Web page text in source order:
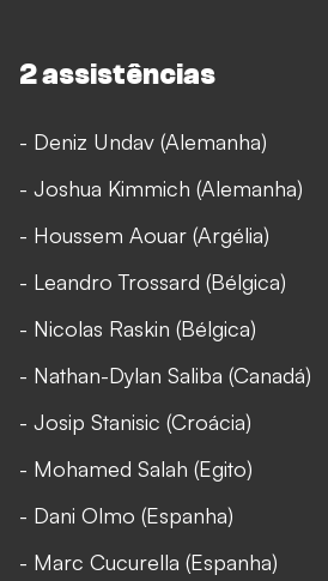
2 assistências
- Deniz Undav (Alemanha)
- Joshua Kimmich (Alemanha)
- Houssem Aouar (Argélia)
- Leandro Trossard (Bélgica)
- Nicolas Raskin (Bélgica)
- Nathan-Dylan Saliba (Canadá)
- Josip Stanisic (Croácia)
- Mohamed Salah (Egito)
- Dani Olmo (Espanha)
- Marc Cucurella (Espanha)